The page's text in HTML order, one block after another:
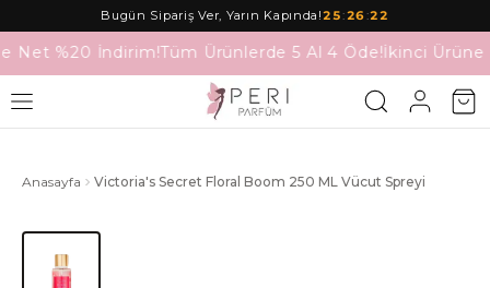
Bugün Sipariş Ver, Yarın Kapında!25:26:22
Net %20 İndirim!Tüm Ürünlerde 5 Al 4 Öde!İkinci Ürüne
Anasayfa Victoria's Secret Floral Boom 250 ML Vücut Spreyi